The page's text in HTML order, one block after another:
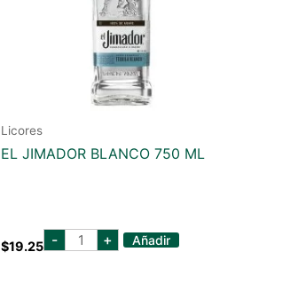
Licores
EL JIMADOR BLANCO 750 ML
$19.25 - EL
JIMADOR
+ Añadir